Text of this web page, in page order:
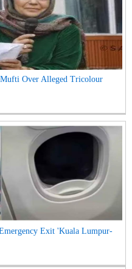
Over Alleged Tricolour
Exit 'Kuala Lumpur-